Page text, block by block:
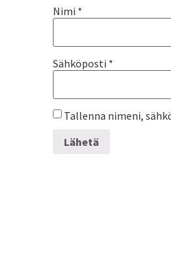
Nimi *
Sähköposti *
Tallenna nimeni,